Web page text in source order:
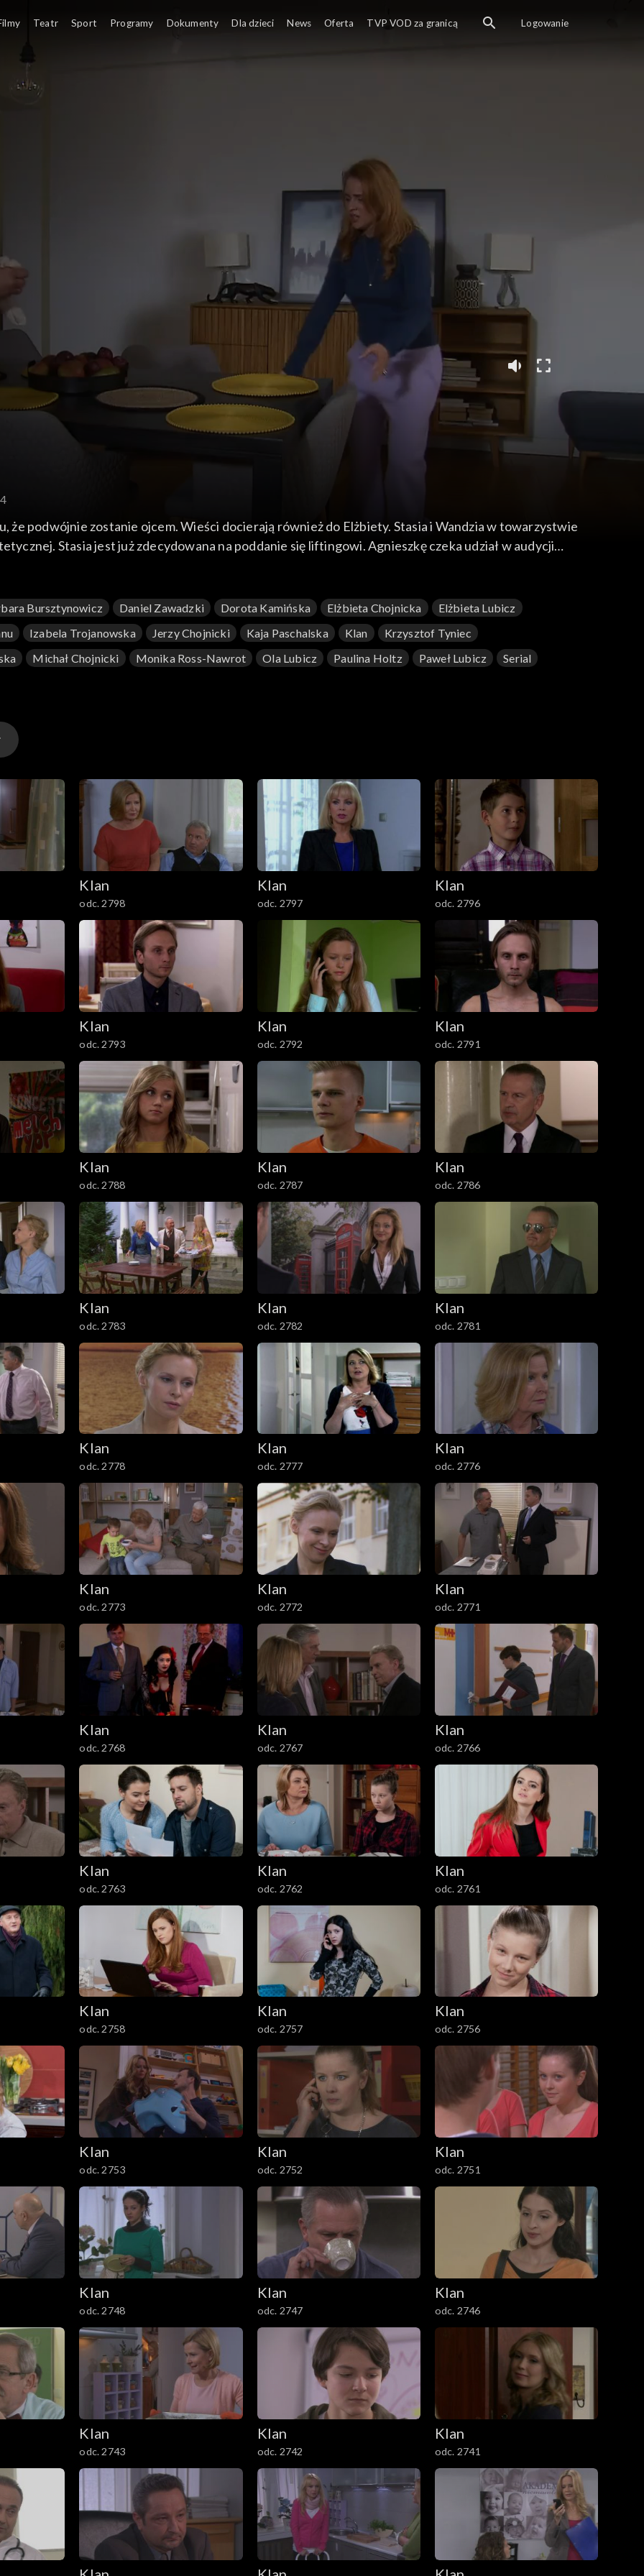
że podwójnie zostanie ojcem. Wieści docierają również do Elżbiety. Stasia i Wandzia w towarzystwie
Stasia jest już zdecydowana na poddanie się liftingowi. Agnieszkę czeka udział w audycji
Bursztynowicz Daniel Zawadzki Dorota Kamińska Elżbieta Chojnicka
Elżbieta Lubicz
Izabela Trojanowska Jerzy Chojnicki Kaja Paschalska Klan
Krzysztof Tyniec
Michał Chojnicki Monika Ross-Nawrot Ola Lubicz Paulina Holtz Paweł Lubicz
Serial
Klan
odc. 2798
Klan
odc. 2797
Klan
odc. 2796
Klan
odc. 2793
Klan
odc. 2792
Klan
odc. 2791
Klan
odc. 2788
Klan
odc. 2787
Klan
odc. 2786
Klan
odc. 2783
Klan
odc. 2782
Klan
odc. 2781
Klan
odc. 2778
Klan
odc. 2777
Klan
odc. 2776
Klan
odc. 2773
Klan
odc. 2772
Klan
odc. 2771
Klan
odc. 2768
Klan
odc. 2767
Klan
odc. 2766
Klan
odc. 2763
Klan
odc. 2762
Klan
odc. 2761
Klan
odc. 2758
Klan
odc. 2757
Klan
odc. 2756
Klan
odc. 2753
Klan
odc. 2752
Klan
odc. 2751
Klan
odc. 2748
Klan
odc. 2747
Klan
odc. 2746
Klan
odc. 2743
Klan
odc. 2742
Klan
odc. 2741
Teatr Sport Programy Dokumenty Dla dzieci News Oferta TVP VOD za granicą Logowanie